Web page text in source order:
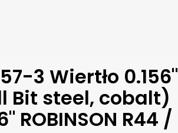
3 Wiertło 0.156"
Bit steel, cobalt)
ROBINSON R44 /